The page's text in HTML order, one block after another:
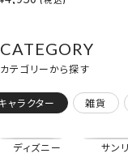
大変恐縮ではございま
口座へご入金お手続き
◆予約販売の詳細はこ
▶予約商品につきまし
－－－－－－－－－
CATEGORY
カテゴリーから探す
ャラクター 雑貨
ディズニー サン